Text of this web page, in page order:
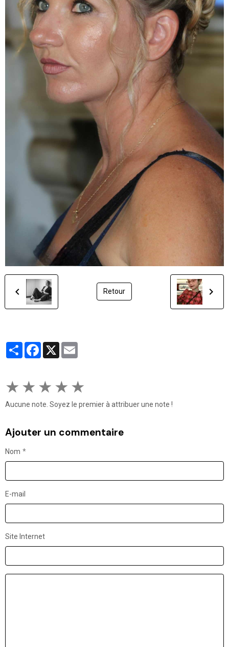
Retour
PartagerFacebook
X
★ ★ ★ ★ ★
Aucune note. Soyez le premier à attribuer une note !
Ajouter un commentaire
Nom
E-mail
Site Internet